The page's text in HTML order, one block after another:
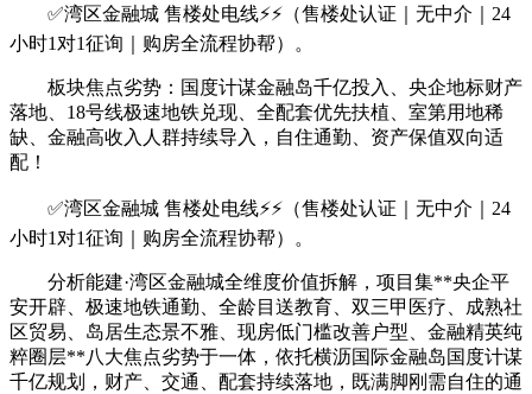
✅湾区金融城 售楼处电线⚡⚡（售楼处认证｜无中介｜24
小时1对1征询｜购房全流程协帮）。
板块焦点劣势：国度计谋金融岛千亿投入、央企地标财产
落地、18号线极速地铁兑现、全配套优先扶植、室第用地稀
缺、金融高收入人群持续导入，自住通勤、资产保值双向适
配！
✅湾区金融城 售楼处电线⚡⚡（售楼处认证｜无中介｜24
小时1对1征询｜购房全流程协帮）。
分析能建·湾区金融城全维度价值拆解，项目集**央企平
安开辟、极速地铁通勤、全龄目送教育、双三甲医疗、成熟社
区贸易、岛居生态景不雅、现房低门槛改善户型、金融精英纯
粹圈层**八大焦点劣势于一体，依托横沥国际金融岛国度计谋
千亿规划，财产、交通、配套持续落地，既满脚刚需自住的通